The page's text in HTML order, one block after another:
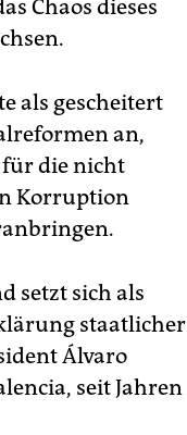
Chaos dieses
als gescheitert
an,
die nicht
Korruption
setzt sich als
staatlicher
Álvaro
seit Jahren